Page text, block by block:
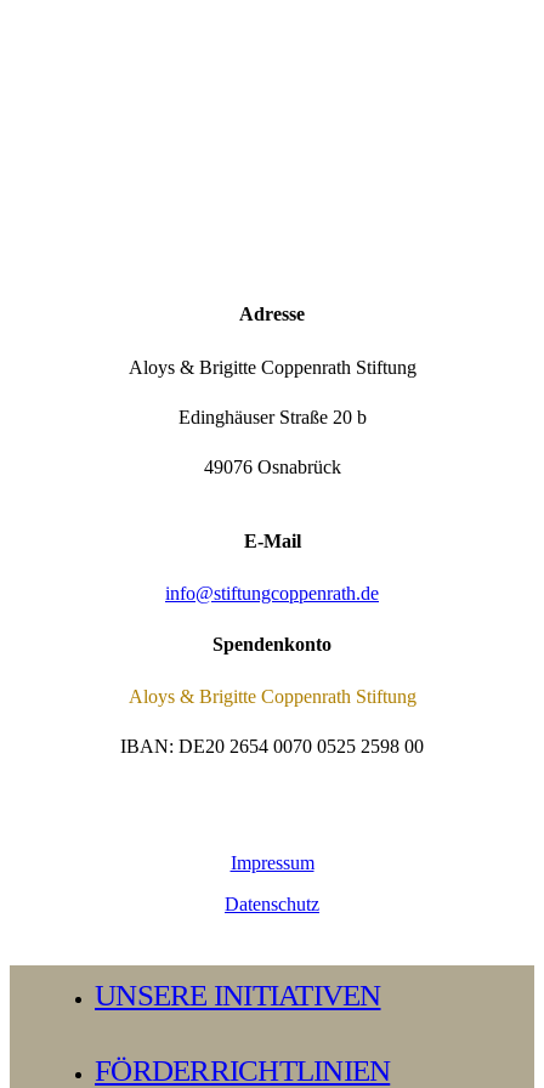
Adresse
Aloys & Brigitte Coppenrath Stiftung
Edinghäuser Straße 20 b
49076 Osnabrück
E-Mail
info@stiftungcoppenrath.de
Spendenkonto
Aloys & Brigitte Coppenrath Stiftung
IBAN: DE20 2654 0070 0525 2598 00
Impressum
Datenschutz
Menu
UNSERE INITIATIVEN
FÖRDERRICHTLINIEN